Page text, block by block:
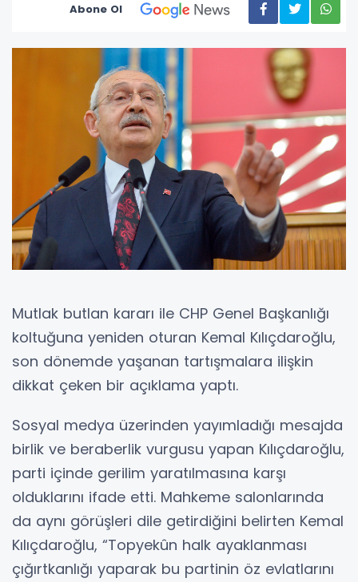
Abone Ol
Mutlak butlan kararı ile CHP Genel Başkanlığı
koltuğuna yeniden oturan Kemal Kılıçdaroğlu,
son dönemde yaşanan tartışmalara ilişkin
dikkat çeken bir açıklama yaptı.
Sosyal medya üzerinden yayımladığı mesajda
birlik ve beraberlik vurgusu yapan Kılıçdaroğlu,
parti içinde gerilim yaratılmasına karşı
olduklarını ifade etti. Mahkeme salonlarında
da aynı görüşleri dile getirdiğini belirten Kemal
Kılıçdaroğlu, “Topyekûn halk ayaklanması
çığırtkanlığı yaparak bu partinin öz evlatlarını